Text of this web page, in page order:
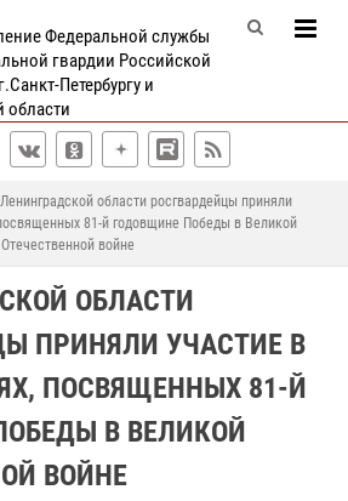
Федеральной службы
гвардии Российской
Петербургу и
области
области росгвардейцы приняли
81-й годовщине Победы в Великой
Отечественной войне
ОБЛАСТИ
ПРИНЯЛИ УЧАСТИЕ В
ПОСВЯЩЕННЫХ 81-Й
В ВЕЛИКОЙ
ВОЙНЕ